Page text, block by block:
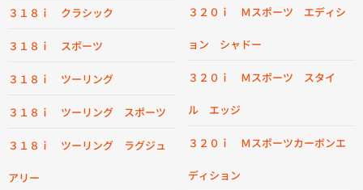
３１８ｉ クラシック
３１８ｉ スポーツ
３１８ｉ ツーリング
３１８ｉ ツーリング スポーツ
３１８ｉ ツーリング ラグジュ
アリー
３２０ｉ Ｍスポーツ エディシ
ョン シャドー
３２０ｉ Ｍスポーツ スタイ
ル エッジ
３２０ｉ Ｍスポーツカーボンエ
ディション